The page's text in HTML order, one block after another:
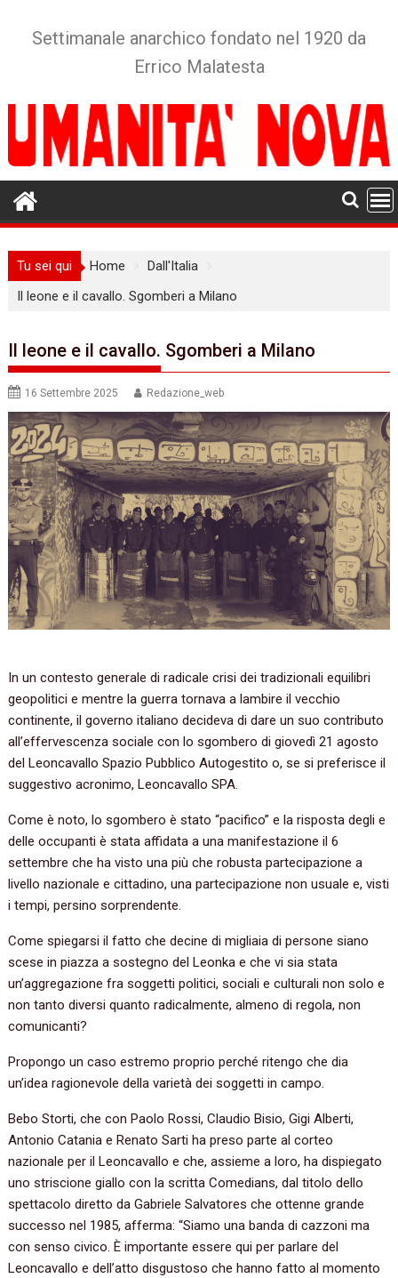
Settimanale anarchico fondato nel 1920 da
Errico Malatesta
Tu sei qui Home
Dall'Italia
Il leone e il cavallo. Sgomberi a Milano
Il leone e il cavallo. Sgomberi a Milano
16 Settembre 2025 Redazione_web
In un contesto generale di radicale crisi dei tradizionali equilibri
geopolitici e mentre la guerra tornava a lambire il vecchio
continente, il governo italiano decideva di dare un suo contributo
all’effervescenza sociale con lo sgombero di giovedì 21 agosto
del Leoncavallo Spazio Pubblico Autogestito o, se si preferisce il
suggestivo acronimo, Leoncavallo SPA.
Come è noto, lo sgombero è stato “pacifico” e la risposta degli e
delle occupanti è stata affidata a una manifestazione il 6
settembre che ha visto una più che robusta partecipazione a
livello nazionale e cittadino, una partecipazione non usuale e, visti
i tempi, persino sorprendente.
Come spiegarsi il fatto che decine di migliaia di persone siano
scese in piazza a sostegno del Leonka e che vi sia stata
un’aggregazione fra soggetti politici, sociali e culturali non solo e
non tanto diversi quanto radicalmente, almeno di regola, non
comunicanti?
Propongo un caso estremo proprio perché ritengo che dia
un’idea ragionevole della varietà dei soggetti in campo.
Bebo Storti, che con Paolo Rossi, Claudio Bisio, Gigi Alberti,
Antonio Catania e Renato Sarti ha preso parte al corteo
nazionale per il Leoncavallo e che, assieme a loro, ha dispiegato
uno striscione giallo con la scritta Comedians, dal titolo dello
spettacolo diretto da Gabriele Salvatores che ottenne grande
successo nel 1985, afferma: “Siamo una banda di cazzoni ma
con senso civico. È importante essere qui per parlare del
Leoncavallo e dell’atto disgustoso che hanno fatto al momento